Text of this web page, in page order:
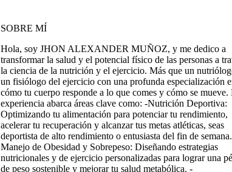
SOBRE MÍ
Hola, soy JHON ALEXANDER MUÑOZ, y me dedico a
transformar la salud y el potencial físico de las personas a
la ciencia de la nutrición y el ejercicio. Más que un
un fisiólogo del ejercicio con una profunda especialización
cómo tu cuerpo responde a lo que comes y cómo se
experiencia abarca áreas clave como: -Nutrición Deportiva:
Optimizando tu alimentación para potenciar tu rendimiento,
acelerar tu recuperación y alcanzar tus metas atléticas, seas
deportista de alto rendimiento o entusiasta del fin de
Manejo de Obesidad y Sobrepeso: Diseñando estrategias
nutricionales y de ejercicio personalizadas para lograr una
de peso sostenible y mejorar tu salud metabólica. -